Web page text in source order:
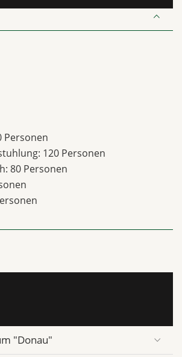
Personen
120 Personen
80 Personen
"Donau"